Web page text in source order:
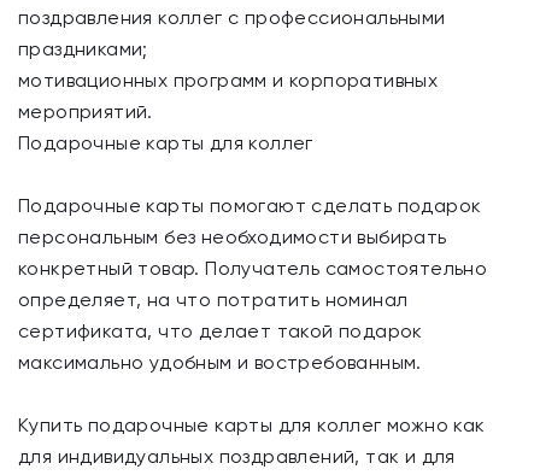
поздравления коллег с профессиональными
праздниками;
мотивационных программ и корпоративных
мероприятий.
Подарочные карты для коллег
Подарочные карты помогают сделать подарок
персональным без необходимости выбирать
конкретный товар. Получатель самостоятельно
определяет, на что потратить номинал
сертификата, что делает такой подарок
максимально удобным и востребованным.
Купить подарочные карты для коллег можно как
для индивидуальных поздравлений, так и для